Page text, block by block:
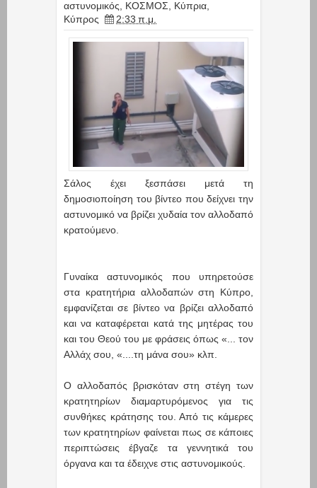
αστυνομικός
ΚΟΣΜΟΣ Κύπρια
Κύπρος
2:33 π.μ.
Σάλος έχει ξεσπάσει μετά τη
δημοσιοποίηση του βίντεο που δείχνει την
αστυνομικό να βρίζει χυδαία τον αλλοδαπό
κρατούμενο.
Γυναίκα αστυνομικός που υπηρετούσε
στα κρατητήρια αλλοδαπών στη Κύπρο,
εμφανίζεται σε βίντεο να βρίζει αλλοδαπό
και να καταφέρεται κατά της μητέρας του
και του Θεού του με φράσεις όπως «... τον
Αλλάχ σου, «....τη μάνα σου» κλπ.
Ο αλλοδαπός βρισκόταν στη στέγη των
κρατητηρίων διαμαρτυρόμενος για τις
συνθήκες κράτησης του. Από τις κάμερες
των κρατητηρίων φαίνεται πως σε κάποιες
περιπτώσεις έβγαζε τα γεννητικά του
όργανα και τα έδειχνε στις αστυνομικούς.